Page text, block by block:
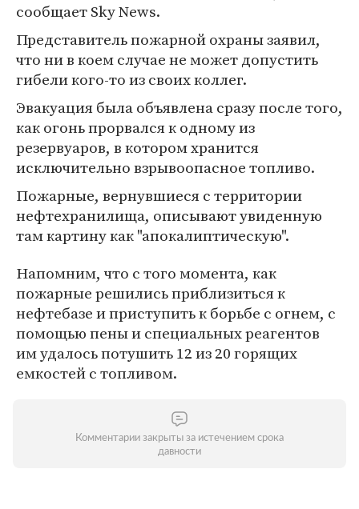
сообщает Sky News.
Представитель пожарной охраны заявил,
что ни в коем случае не может допустить
гибели кого-то из своих коллег.
Эвакуация была объявлена сразу после того,
как огонь прорвался к одному из
резервуаров, в котором хранится
исключительно взрывоопасное топливо.
Пожарные, вернувшиеся с территории
нефтехранилища, описывают увиденную
там картину как "апокалиптическую".
Напомним, что с того момента, как
пожарные решились приблизиться к
нефтебазе и приступить к борьбе с огнем, с
помощью пены и специальных реагентов
им удалось потушить 12 из 20 горящих
емкостей с топливом.
Комментарии закрыты за истечением срока
давности